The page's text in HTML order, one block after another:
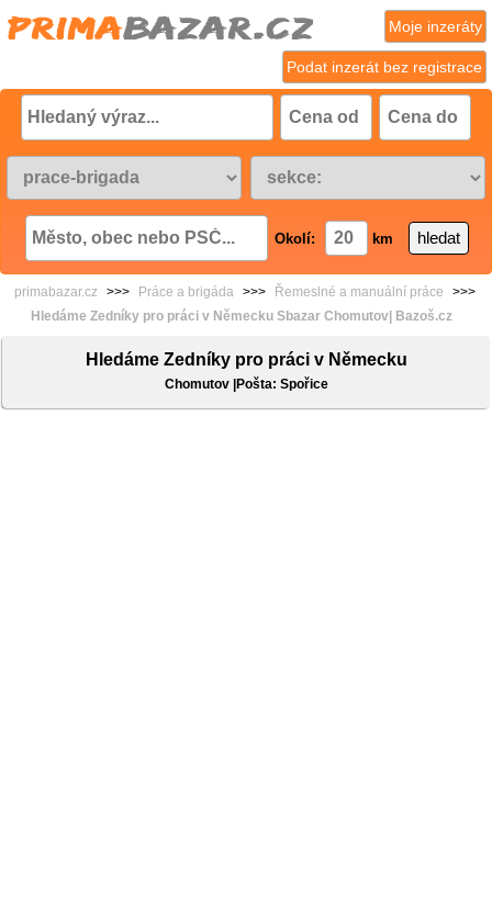
Podat inzerát bez registrace
Moje inzeráty
Okolí: km
primabazar.cz >>> Práce a brigáda >>> Řemeslné a manuální práce
>>>
Hledáme Zedníky pro práci v Německu Sbazar Chomutov| Bazoš.cz
Hledáme Zedníky pro práci v Německu
Chomutov |Pošta: Spořice